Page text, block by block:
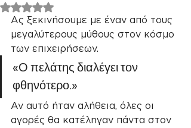
Βαθμολογήθηκε με NaN από 5 αστέρια.
Ας ξεκινήσουμε με έναν από τους
μεγαλύτερους μύθους στον κόσμο
των επιχειρήσεων.
«Ο πελάτης διαλέγει τον
φθηνότερο.»
Αν αυτό ήταν αλήθεια, όλες οι
αγορές θα κατέληγαν πάντα στον